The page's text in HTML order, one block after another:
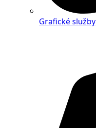
Grafické služby